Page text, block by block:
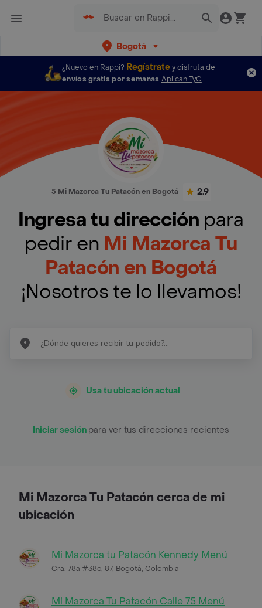
Bogotá
¿Nuevo en Rappi? Regístratey disfruta de
envíos gratis por semanas Aplican TyC
5 Mi Mazorca Tu Patacón en Bogotá 2.9
Ingresa tu dirección para
pedir en Mi Mazorca Tu
Patacón en Bogotá
¡Nosotros te lo llevamos!
Usa tu ubicación actual
Iniciar sesión para ver tus direcciones recientes
Mi Mazorca Tu Patacón cerca de mi
ubicación
Mi Mazorca tu Patacón Kennedy Menú
Cra. 78a #38c, 87, Bogotá, Colombia
Mi Mazorca Tu Patacón Calle 75 Menú